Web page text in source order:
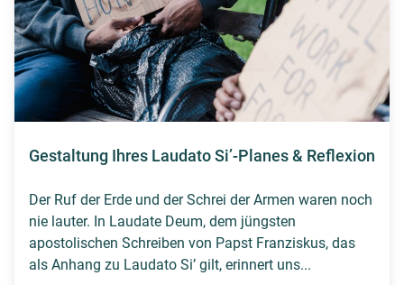
Gestaltung Ihres Laudato Si’-Planes & Reflexion
Der Ruf der Erde und der Schrei der Armen waren noch
nie lauter. In Laudate Deum, dem jüngsten
apostolischen Schreiben von Papst Franziskus, das
als Anhang zu Laudato Si’ gilt, erinnert uns...